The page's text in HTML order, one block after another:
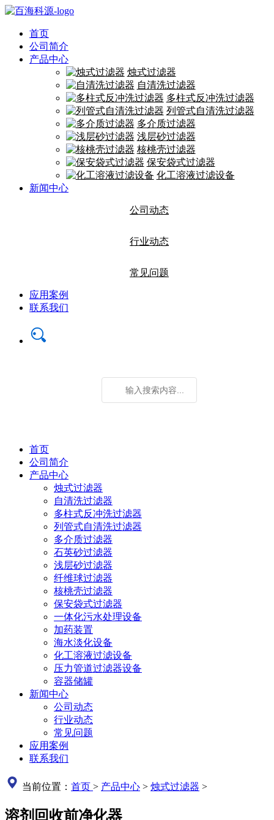
首页
公司简介
产品中心
烛式过滤器
自清洗过滤器
多柱式反冲洗过滤器
列管式自清洗过滤器
多介质过滤器
浅层砂过滤器
核桃壳过滤器
保安袋式过滤器
化工溶液过滤设备
新闻中心
公司动态
行业动态
常见问题
应用案例
联系我们
首页
公司简介
产品中心
烛式过滤器
自清洗过滤器
多柱式反冲洗过滤器
列管式自清洗过滤器
多介质过滤器
石英砂过滤器
浅层砂过滤器
纤维球过滤器
核桃壳过滤器
保安袋式过滤器
一体化污水处理设备
加药装置
海水淡化设备
化工溶液过滤设备
压力管道过滤器设备
容器储罐
新闻中心
公司动态
行业动态
常见问题
应用案例
联系我们
当前位置： 首页 > 产品中心 > 烛式过滤器 >
溶剂回收前净化器